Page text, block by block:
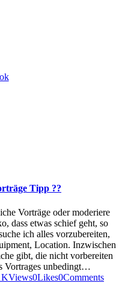
Tipp ?‍?
Vorträge oder moderiere
dass etwas schief geht, so
ich alles vorzubereiten,
Location. Inzwischen
gibt, die nicht vorbereiten
Vortrages unbedingt…
Views0Likes0Comments